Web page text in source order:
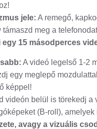
jele: A remegő,
meg a
15 másodperces
A videó legelső 1-2
egy meglepő
képpel!
videón belül is törekedj
(B-roll),
avagy a vizuális